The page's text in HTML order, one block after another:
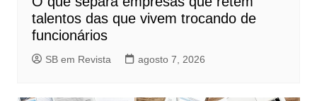
talentos das que vivem trocando de
funcionários
SB em Revista agosto 7, 2026